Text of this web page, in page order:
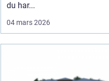
du har...
04 mars 2026